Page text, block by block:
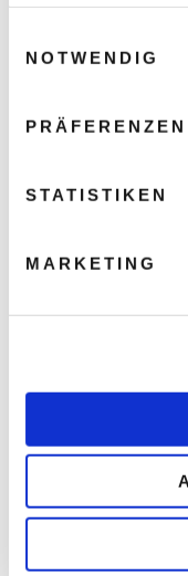
NOTWENDIG
PRÄFERENZEN
STATISTIKEN
MARKETING